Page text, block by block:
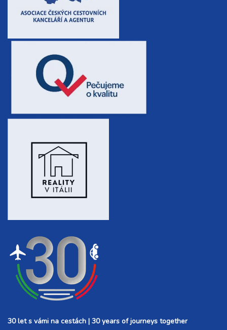
30 let s vámi na cestách | 30 years of journeys together